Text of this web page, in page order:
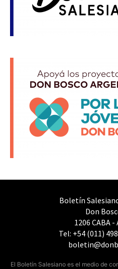
Boletín
Don
1206 CABA
Tel: +54 (011)
El Boletín Salesiano es el medio de